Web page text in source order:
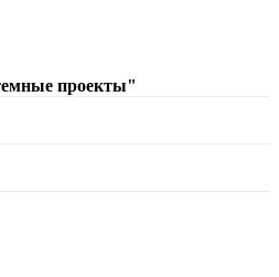
проекты"